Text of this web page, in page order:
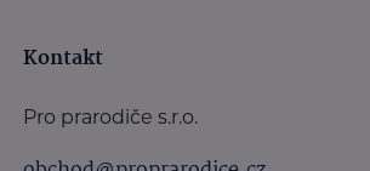
Kontakt
Pro prarodiče s.r.o.